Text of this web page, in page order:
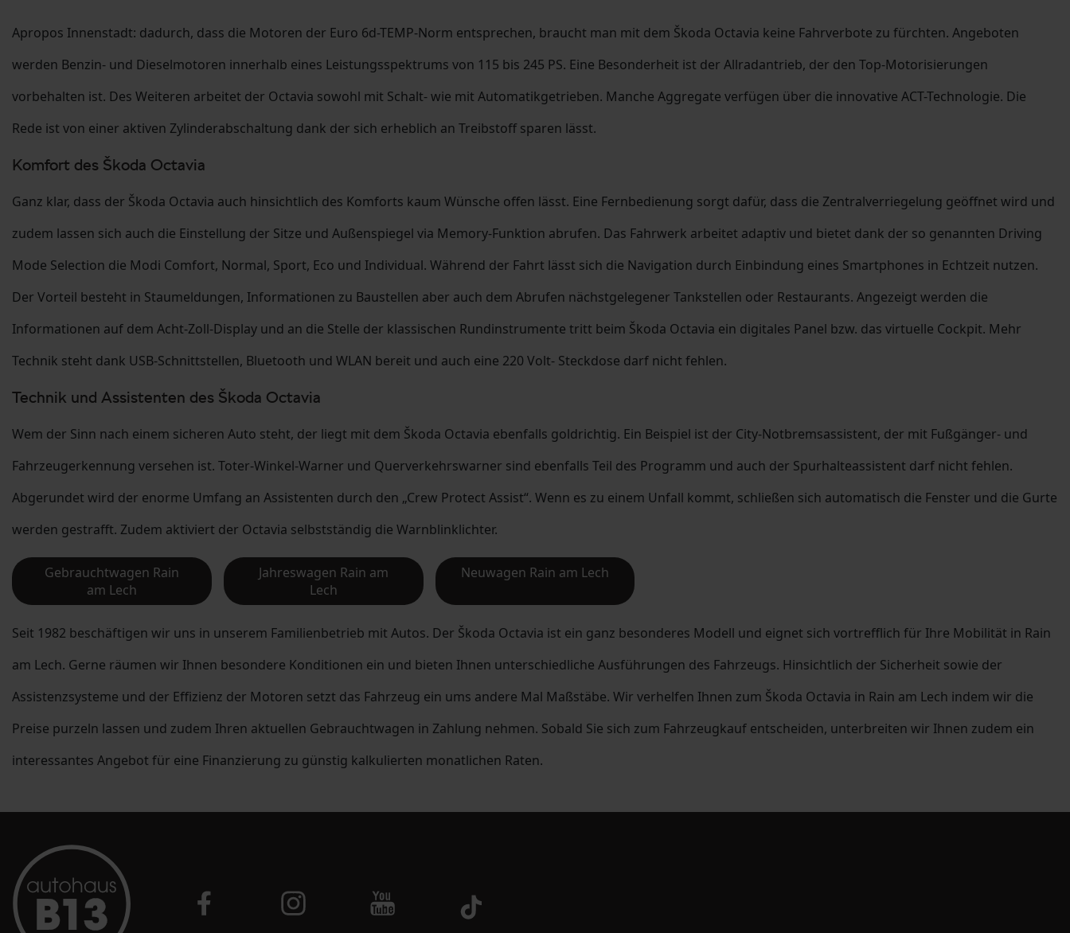
Apropos Innenstadt: dadurch, dass die Motoren der Euro 6d-TEMP-Norm entsprechen, braucht man mit dem Škoda Octavia keine Fahrverbote zu fürchten. Angeboten
werden Benzin- und Dieselmotoren innerhalb eines Leistungsspektrums von 115 bis 245 PS. Eine Besonderheit ist der Allradantrieb, der den Top-Motorisierungen
vorbehalten ist. Des Weiteren arbeitet der Octavia sowohl mit Schalt- wie mit Automatikgetrieben. Manche Aggregate verfügen über die innovative ACT-Technologie. Die
Rede ist von einer aktiven Zylinderabschaltung dank der sich erheblich an Treibstoff sparen lässt.
Komfort des Škoda Octavia
Ganz klar, dass der Škoda Octavia auch hinsichtlich des Komforts kaum Wünsche offen lässt. Eine Fernbedienung sorgt dafür, dass die Zentralverriegelung geöffnet wird und
zudem lassen sich auch die Einstellung der Sitze und Außenspiegel via Memory-Funktion abrufen. Das Fahrwerk arbeitet adaptiv und bietet dank der so genannten Driving
Mode Selection die Modi Comfort, Normal, Sport, Eco und Individual. Während der Fahrt lässt sich die Navigation durch Einbindung eines Smartphones in Echtzeit nutzen.
Der Vorteil besteht in Staumeldungen, Informationen zu Baustellen aber auch dem Abrufen nächstgelegener Tankstellen oder Restaurants. Angezeigt werden die
Informationen auf dem Acht-Zoll-Display und an die Stelle der klassischen Rundinstrumente tritt beim Škoda Octavia ein digitales Panel bzw. das virtuelle Cockpit. Mehr
Technik steht dank USB-Schnittstellen, Bluetooth und WLAN bereit und auch eine 220 Volt- Steckdose darf nicht fehlen.
Technik und Assistenten des Škoda Octavia
Wem der Sinn nach einem sicheren Auto steht, der liegt mit dem Škoda Octavia ebenfalls goldrichtig. Ein Beispiel ist der City-Notbremsassistent, der mit Fußgänger- und
Fahrzeugerkennung versehen ist. Toter-Winkel-Warner und Querverkehrswarner sind ebenfalls Teil des Programm und auch der Spurhalteassistent darf nicht fehlen.
Abgerundet wird der enorme Umfang an Assistenten durch den „Crew Protect Assist“. Wenn es zu einem Unfall kommt, schließen sich automatisch die Fenster und die Gurte
werden gestrafft. Zudem aktiviert der Octavia selbstständig die Warnblinklichter.
Gebrauchtwagen Rain
am Lech
Jahreswagen Rain am
Lech
Neuwagen Rain am Lech
Seit 1982 beschäftigen wir uns in unserem Familienbetrieb mit Autos. Der Škoda Octavia ist ein ganz besonderes Modell und eignet sich vortrefflich für Ihre Mobilität in Rain
am Lech. Gerne räumen wir Ihnen besondere Konditionen ein und bieten Ihnen unterschiedliche Ausführungen des Fahrzeugs. Hinsichtlich der Sicherheit sowie der
Assistenzsysteme und der Effizienz der Motoren setzt das Fahrzeug ein ums andere Mal Maßstäbe. Wir verhelfen Ihnen zum Škoda Octavia in Rain am Lech indem wir die
Preise purzeln lassen und zudem Ihren aktuellen Gebrauchtwagen in Zahlung nehmen. Sobald Sie sich zum Fahrzeugkauf entscheiden, unterbreiten wir Ihnen zudem ein
interessantes Angebot für eine Finanzierung zu günstig kalkulierten monatlichen Raten.